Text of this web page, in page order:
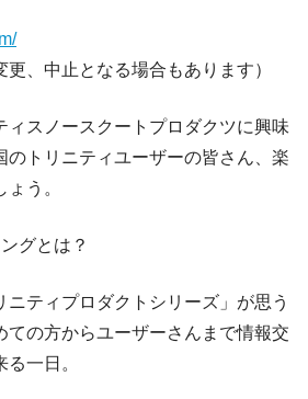
更、中止となる場合もあります）
ィスノースクートプロダクツに興味
のトリニティユーザーの皆さん、楽
う。
グとは？
ニティプロダクトシリーズ」が思う
ての方からユーザーさんまで情報交
一日。